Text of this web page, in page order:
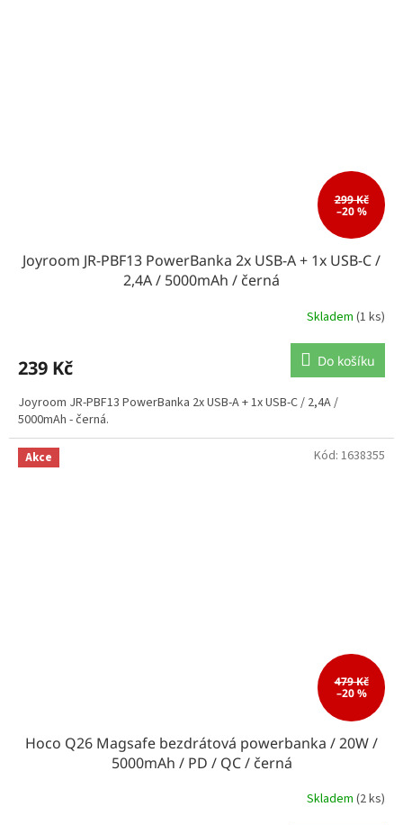
299 Kč
–20 %
Joyroom JR-PBF13 PowerBanka 2x USB-A + 1x USB-C /
2,4A / 5000mAh / černá
Skladem (1 ks)
239 Kč Do košíku
Joyroom JR-PBF13 PowerBanka 2x USB-A + 1x USB-C / 2,4A /
5000mAh - černá.
Akce
479 Kč
–20 %
Hoco Q26 Magsafe bezdrátová powerbanka / 20W /
5000mAh / PD / QC / černá
Skladem (2 ks)
Kód: 1638355